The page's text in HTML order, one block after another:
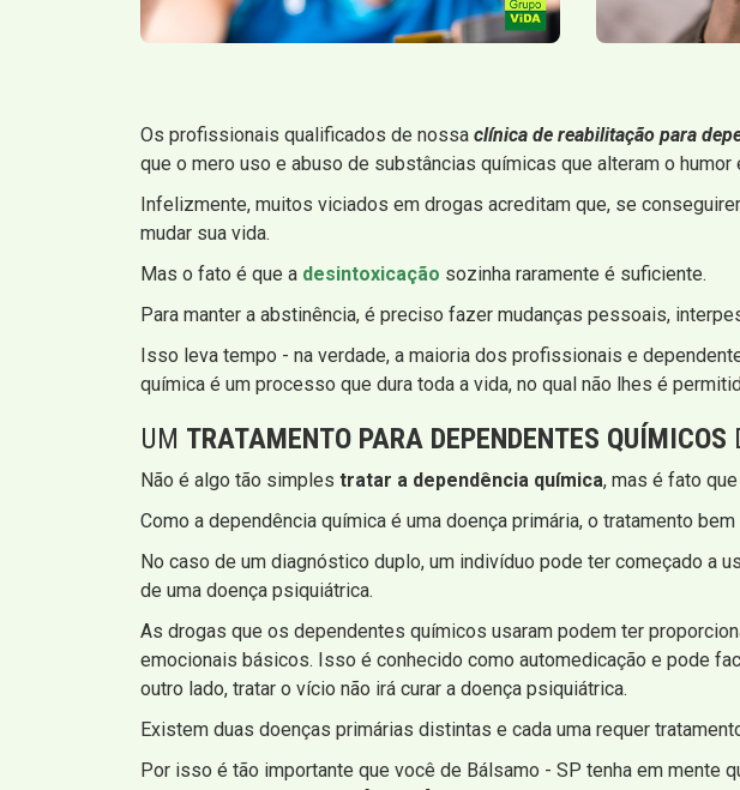
Os profissionais qualificados de nossa clínica de reabilitação para
que o mero uso e abuso de substâncias químicas que alteram o
Infelizmente, muitos viciados em drogas acreditam que, se
mudar sua vida.
Mas o fato é que a desintoxicação sozinha raramente é suficiente.
Para manter a abstinência, é preciso fazer mudanças pessoais,
Isso leva tempo - na verdade, a maioria dos profissionais e
química é um processo que dura toda a vida, no qual não lhes é
UM TRATAMENTO PARA DEPENDENTES QUÍMICOS
Não é algo tão simples tratar a dependência química, mas é fato
Como a dependência química é uma doença primária, o tratamento
No caso de um diagnóstico duplo, um indivíduo pode ter começado a
de uma doença psiquiátrica.
As drogas que os dependentes químicos usaram podem ter
emocionais básicos. Isso é conhecido como automedicação e pode
outro lado, tratar o vício não irá curar a doença psiquiátrica.
Existem duas doenças primárias distintas e cada uma requer
Por isso é tão importante que você de Bálsamo - SP tenha em